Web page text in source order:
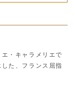
・キャラメリエで
た、フランス屈指